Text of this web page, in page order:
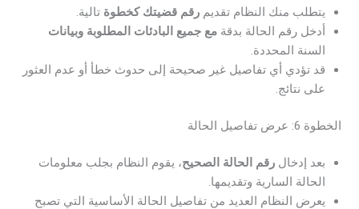
يتطلب منك النظام تقديم رقم قضيتك كخطوة تالية.
أدخل رقم الحالة بدقةمع جميع البادئات المطلوبة وبيانات
السنة المحددة.
قد تؤدي أي تفاصيل غير صحيحة إلى حدوث خطأ أو عدم العثور
على نتائج.
الخطوة 6: عرض تفاصيل الحالة
بعد إدخال رقم الحالة الصحيح، يقوم النظام بجلب معلومات
الحالة السارية وتقديمها.
يعرض النظام العديد من تفاصيل الحالة الأساسية التي تصبح